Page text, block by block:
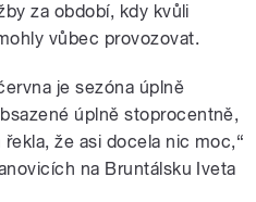
za období, kdy kvůli
vůbec provozovat.
je sezóna úplně
úplně stoprocentně,
že asi docela nic moc,“
na Bruntálsku Iveta